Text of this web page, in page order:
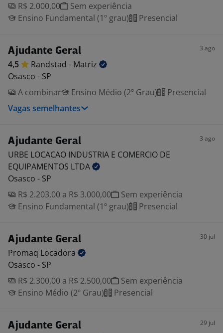
R$ 2.000,00
Sem experiência
Ensino Fundamental (1º grau)
Presencial
Ajudante Geral 3 ago
4,5 Randstad - Matriz
Osasco - SP
A combinar
Ensino Médio (2º Grau)
Presencial
Vagas semelhantes
Ajudante Geral 3 ago
URBE LOCACAO INDUSTRIA E COMERCIO DE
EQUIPAMENTOS LTDA
Osasco - SP
R$ 2.203,00 a R$ 3.000,00
Sem experiência
Ensino Fundamental (1º grau)
Presencial
Ajudante Geral 30 jul
Promaq Locadora
Osasco - SP
R$ 2.300,00 a R$ 2.500,00
Sem experiência
Ensino Médio (2º Grau)
Presencial
Ajudante Geral 29 jul